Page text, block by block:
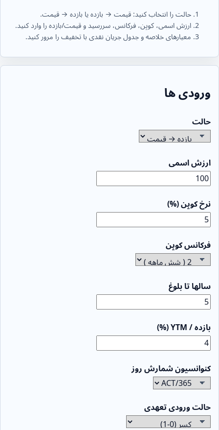
حالت را انتخاب کنید: قیمت → بازده یا بازده → قیمت.
ارزش اسمی، کوپن، فرکانس، سررسید و قیمت/بازده را وارد کنید.
معیارهای خلاصه و جدول جریان نقدی با تخفیف را مرور کنید.
ورودی ها
حالت
ارزش اسمی
نرخ کوپن (%)
فرکانس کوپن
سالها تا بلوغ
بازده / YTM (%)
کنوانسیون شمارش روز
حالت ورودی تعهدی